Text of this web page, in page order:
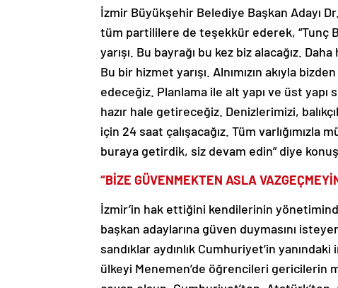
tüm partililere de teşekkür ederek, “Tunç
yarışı. Bu bayrağı bu kez biz alacağız.
Bu bir hizmet yarışı. Alnımızın akıyla
edeceğiz. Planlama ile alt yapı ve üst
hazır hale getireceğiz. Denizlerimizi,
için 24 saat çalışacağız. Tüm
buraya getirdik, siz devam edin” diye
başkan adaylarına güven duymasını
sandıklar aydınlık Cumhuriyet’in yanındaki
ülkeyi Menemen’de öğrencileri gericilerin
cevap olsun. Cumhuriyet’ten,